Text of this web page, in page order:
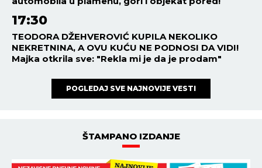
17:30
TEODORA DŽEHVEROVIĆ KUPILA NEKOLIKO
NEKRETNINA, A OVU KUĆU NE PODNOSI DA VIDI!
Majka otkrila sve: "Rekla mi je da je prodam"
POGLEDAJ SVE NAJNOVIJE VESTI
ŠTAMPANO IZDANJE